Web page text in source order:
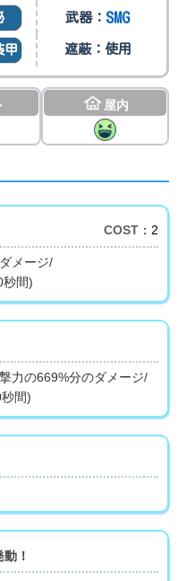
武器： SMG
甲 遮蔽：使用
屋内
メージ/
秒間)
COST ：2
力の669%分のダメージ/
間)
！